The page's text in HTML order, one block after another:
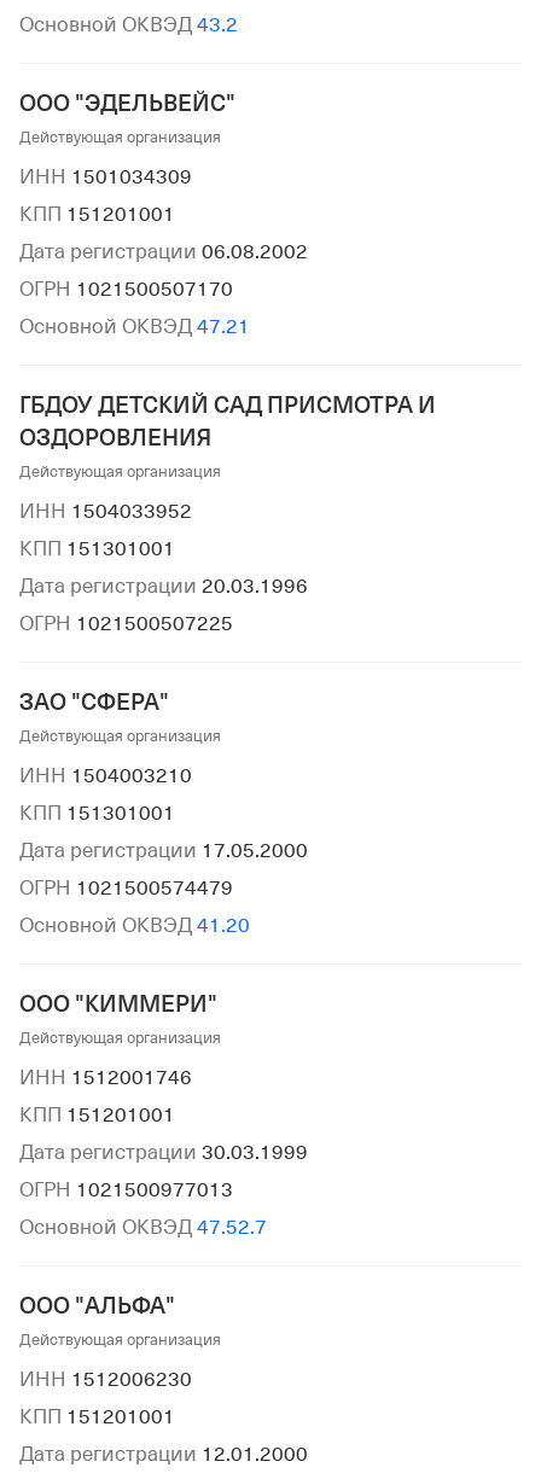
Основной ОКВЭД 43.2
ООО "ЭДЕЛЬВЕЙС"
Действующая организация
ИНН 1501034309
КПП 151201001
Дата регистрации 06.08.2002
ОГРН 1021500507170
Основной ОКВЭД 47.21
ГБДОУ ДЕТСКИЙ САД ПРИСМОТРА И
ОЗДОРОВЛЕНИЯ
Действующая организация
ИНН 1504033952
КПП 151301001
Дата регистрации 20.03.1996
ОГРН 1021500507225
ЗАО "СФЕРА"
Действующая организация
ИНН 1504003210
КПП 151301001
Дата регистрации 17.05.2000
ОГРН 1021500574479
Основной ОКВЭД 41.20
ООО "КИММЕРИ"
Действующая организация
ИНН 1512001746
КПП 151201001
Дата регистрации 30.03.1999
ОГРН 1021500977013
Основной ОКВЭД 47.52.7
ООО "АЛЬФА"
Действующая организация
ИНН 1512006230
КПП 151201001
Дата регистрации 12.01.2000